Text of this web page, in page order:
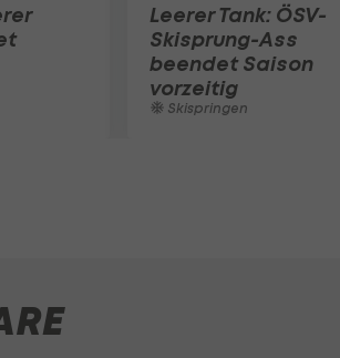
Leerer Tank: ÖSV-
Skisprung-Ass
beendet Saison
vorzeitig
Skispringen